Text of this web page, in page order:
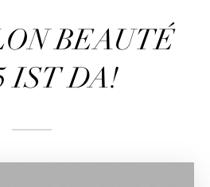
BEAUTÉ
IST DA!